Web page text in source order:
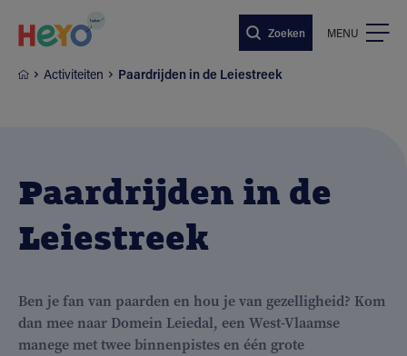
Zoeken MENU
Activiteiten Paardrijden in de Leiestreek
Paardrijden in de
Leiestreek
Ben je fan van paarden en hou je van gezelligheid? Kom
dan mee naar Domein Leiedal, een West-Vlaamse
manege met twee binnenpistes en één grote